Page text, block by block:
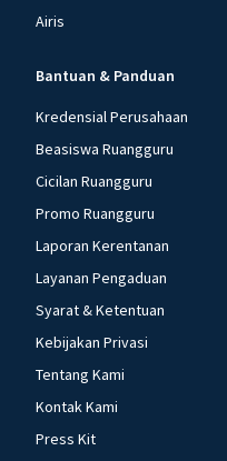
Airis
Bantuan & Panduan
Kredensial Perusahaan
Beasiswa Ruangguru
Cicilan Ruangguru
Promo Ruangguru
Laporan Kerentanan
Layanan Pengaduan
Syarat & Ketentuan
Kebijakan Privasi
Tentang Kami
Kontak Kami
Press Kit